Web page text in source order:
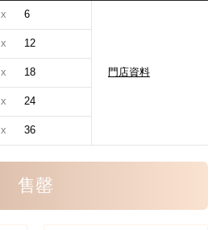
x 6
門店資料
x 12
x 18
x 24
x 36
售罄